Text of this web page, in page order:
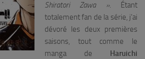
Shiratori Zawa ». Étant
totalement fan de la série, j’ai
dévoré les deux premières
saisons, tout comme le
manga de Haruichi